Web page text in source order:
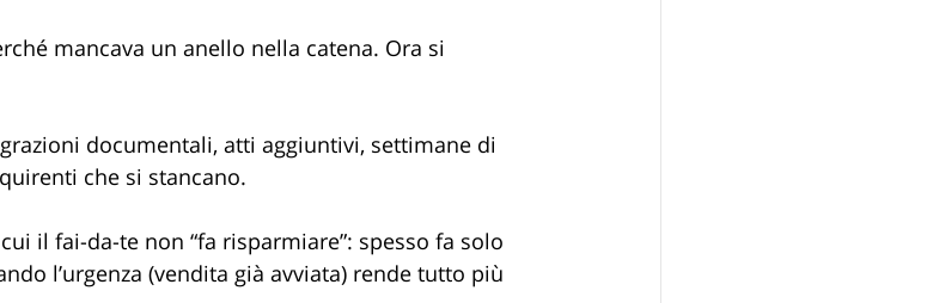
mancava un anello nella catena. Ora si
documentali, atti aggiuntivi, settimane di
che si stancano.
il fai-da-te non “fa risparmiare”: spesso fa solo
l’urgenza (vendita già avviata) rende tutto più